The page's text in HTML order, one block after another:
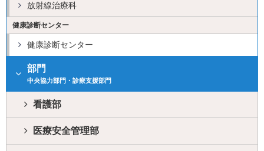
放射線治療科
健康診断センター
健康診断センター
部門
中央協力部門・診療支援部門
看護部
医療安全管理部